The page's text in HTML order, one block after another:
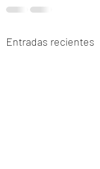
Entradas recientes